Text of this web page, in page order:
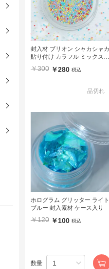
封入材 ブリオン シャカシャカ
貼り付け カラフル ミックス1
￥300 ￥280 税込
品切れ
ホログラム グリッター ライト
ブルー 封入素材 ケース入り
￥120 ￥100 税込
数量